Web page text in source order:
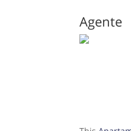
Agente